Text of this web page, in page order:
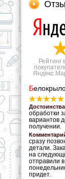
Рейтинг
Б
обработки
вариантов
получении.
сразу
детали.
на
отправили
придет.